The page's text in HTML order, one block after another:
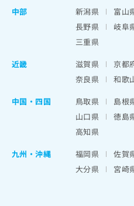
中部
新潟県 富山
長野県
岐阜
三重県
近畿
滋賀県 京都
奈良県
和歌
中国・四国
鳥取県 島根
山口県
徳島
高知県
九州・沖縄
福岡県 佐賀
大分県
宮崎